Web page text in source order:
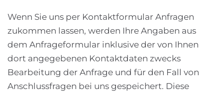
Wenn Sie uns per Kontaktformular Anfragen
zukommen lassen, werden Ihre Angaben aus
dem Anfrageformular inklusive der von Ihnen
dort angegebenen Kontaktdaten zwecks
Bearbeitung der Anfrage und für den Fall von
Anschlussfragen bei uns gespeichert. Diese